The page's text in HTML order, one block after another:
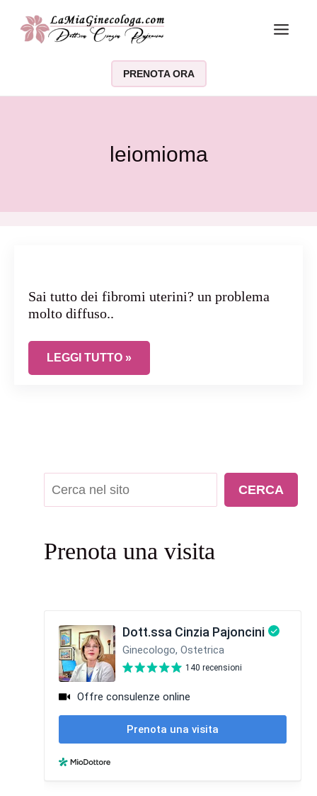
PRENOTA ORA
leiomioma
Sai tutto dei fibromi uterini? un problema
molto diffuso..
SAI TUTTO DEI FIBROMI UTERINI? UN
LEGGI TUTTO »
Cerca CERCA
Prenota una visita